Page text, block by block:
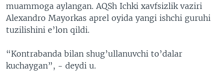
muammoga aylangan. AQSh Ichki xavfsizlik vaziri
Alexandro Mayorkas aprel oyida yangi ishchi guruhi
tuzilishini e’lon qildi.
“Kontrabanda bilan shug’ullanuvchi to’dalar
kuchaygan”, - deydi u.